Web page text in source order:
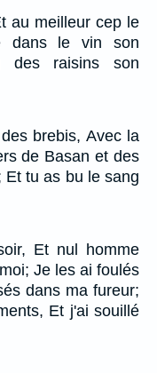
au meilleur cep le
dans le vin son
des raisins son
brebis, Avec la
de Basan et des
Et tu as bu le sang
Et nul homme
Je les ai foulés
dans ma fureur;
Et j'ai souillé